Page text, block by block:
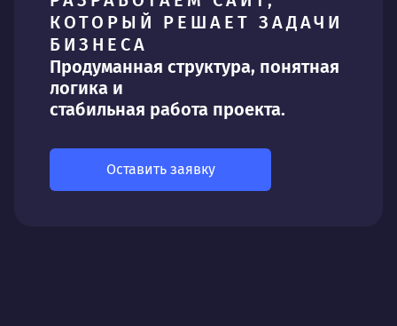
КОТОРЫЙ РЕШАЕТ ЗАДАЧИ
БИЗНЕСА
Продуманная структура, понятная
логика и
стабильная работа проекта.
Оставить заявку